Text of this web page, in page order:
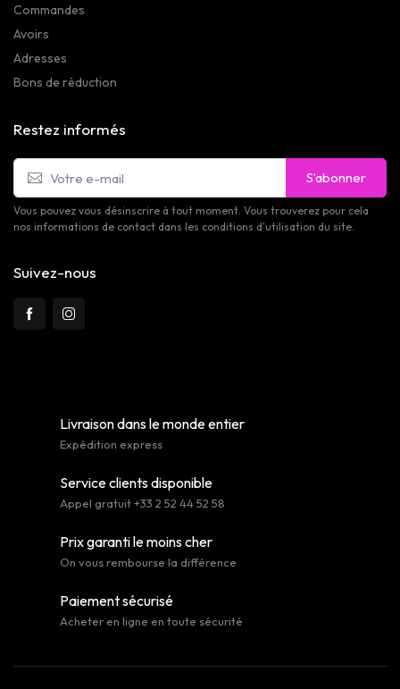
Commandes
Avoirs
Adresses
Bons de réduction
Restez informés
S’abonner
Vous pouvez vous désinscrire à tout moment. Vous trouverez pour cela
nos informations de contact dans les conditions d'utilisation du site.
Suivez-nous
Livraison dans le monde entier
Expédition express
Service clients disponible
Appel gratuit +33 2 52 44 52 58
Prix garanti le moins cher
On vous rembourse la différence
Paiement sécurisé
Acheter en ligne en toute sécurité